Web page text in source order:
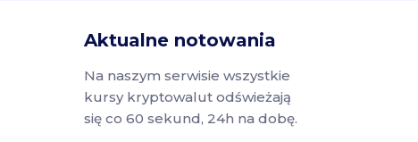
Aktualne notowania
Na naszym serwisie wszystkie
kursy kryptowalut odświeżają
się co 60 sekund, 24h na dobę.